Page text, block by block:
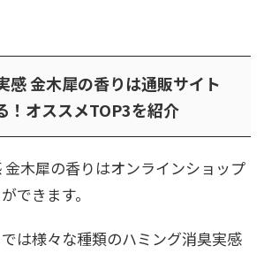
感 金木犀の香りは通販サイト
！オススメTOP3を紹介
木犀の香りはオンラインショップ
できます。
は様々な種類のハミング消臭実感